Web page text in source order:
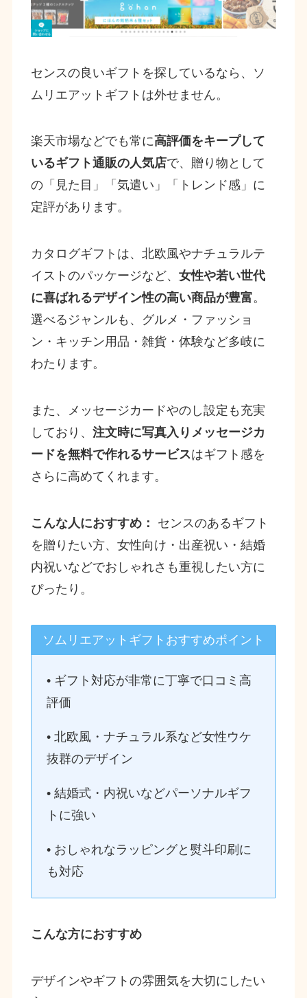
センスの良いギフトを探しているなら、ソ
ムリエアットギフトは外せません。
楽天市場などでも常に高評価をキープして
いるギフト通販の人気店で、贈り物として
の「見た目」「気遣い」「トレンド感」に
定評があります。
カタログギフトは、北欧風やナチュラルテ
イストのパッケージなど、 女性や若い世代
に喜ばれるデザイン性の高い商品が豊富。
選べるジャンルも、グルメ・ファッショ
ン・キッチン用品・雑貨・体験など多岐に
わたります。
また、メッセージカードやのし設定も充実
しており、 注文時に写真入りメッセージカ
ードを無料で作れるサービスはギフト感を
さらに高めてくれます。
こんな人におすすめ：
センスのあるギフト
を贈りたい方、女性向け・出産祝い・結婚
内祝いなどでおしゃれさも重視したい方に
ぴったり。
ソムリエアットギフトおすすめポイント
• ギフト対応が非常に丁寧で口コミ高
評価
• 北欧風・ナチュラル系など女性ウケ
抜群のデザイン
• 結婚式・内祝いなどパーソナルギフ
トに強い
• おしゃれなラッピングと熨斗印刷に
も対応
こんな方におすすめ
デザインやギフトの雰囲気を大切にしたい